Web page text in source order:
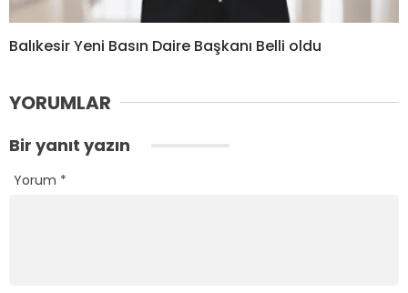
Balıkesir Yeni Basın Daire Başkanı Belli oldu
YORUMLAR
Bir yanıt yazın
Yorum *